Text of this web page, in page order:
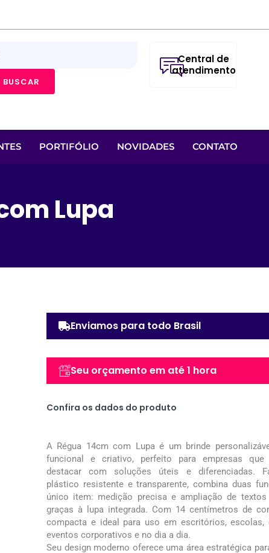
BUSCAR
Central de
atendimento
PORTIFÓLIO NOVIDADES CONTATO
Lupa
Enviamos para todo Brasil
Seu orçamento em até 1 hora
Confira os dados do produto
A Régua 14cm com Lupa é um brinde
funcional e criativo, perfeito para empresas que
destacar com soluções úteis e diferenciadas.
plástico resistente e transparente, combina duas
único item: medição precisa e ampliação de textos
graças à lupa integrada. Com 14 centímetros de
compacta e ideal para uso em escritórios, escolas,
eventos corporativos e no dia a dia.
Seu design moderno oferece uma área estratégica